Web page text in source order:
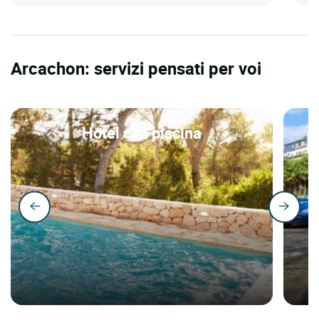
Arcachon: servizi pensati per voi
Hotel con piscina